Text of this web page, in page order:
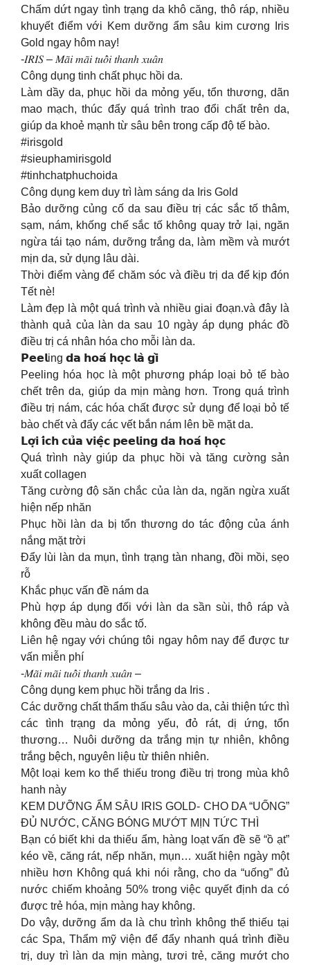
Chấm dứt ngay tình trạng da khô căng, thô ráp, nhiều
khuyết điểm với Kem dưỡng ẩm sâu kim cương Iris
Gold ngay hôm nay!
-𝐼𝑅𝐼𝑆 – 𝑀𝑎̃𝑖 𝑚𝑎̃𝑖 𝑡𝑢𝑜̂̉𝑖 𝑡ℎ𝑎𝑛ℎ 𝑥𝑢𝑎̂𝑛
Công dụng tinh chất phục hồi da.
Làm dầy da, phục hồi da mỏng yếu, tổn thương, dãn
mao mạch, thúc đẩy quá trình trao đổi chất trên da,
giúp da khoẻ mạnh từ sâu bên trong cấp độ tế bào.
#irisgold
#sieuphamirisgold
#tinhchatphuchoida
Công dụng kem duy trì làm sáng da Iris Gold
Bảo dưỡng củng cố da sau điều trị các sắc tố thâm,
sạm, nám, khống chế sắc tố không quay trở lại, ngăn
ngừa tái tạo nám, dưỡng trắng da, làm mềm và mướt
mịn da, sử dụng lâu dài.
Thời điểm vàng để chăm sóc và điều trị da để kịp đón
Tết nè!
Làm đẹp là một quá trình và nhiều giai đoạn.và đây là
thành quả của làn da sau 10 ngày áp dụng phác đồ
điều trị cá nhân hóa cho mỗi làn da.
𝗣𝗲𝗲𝗹ing 𝗱𝗮 𝗵𝗼𝗮́ 𝗵𝗼̣𝗰 𝗹𝗮̀ 𝗴𝗶̀
Peeling hóa học là một phương pháp loại bỏ tế bào
chết trên da, giúp da mịn màng hơn. Trong quá trình
điều trị nám, các hóa chất được sử dụng để loại bỏ tế
bào chết và đẩy các vết bắn nám lên bề mặt da.
𝗟𝗼̛̣𝗶 𝗶́𝗰𝗵 𝗰𝘂̉𝗮 𝘃𝗶𝗲̣̂𝗰 𝗽𝗲𝗲𝗹𝗶𝗻𝗴 𝗱𝗮 𝗵𝗼𝗮́ 𝗵𝗼̣𝗰
Quá trình này giúp da phục hồi và tăng cường sản
xuất collagen
Tăng cường độ săn chắc của làn da, ngăn ngừa xuất
hiện nếp nhăn
Phục hồi làn da bị tổn thương do tác động của ánh
nắng mặt trời
Đẩy lùi làn da mụn, tình trạng tàn nhang, đồi mồi, sẹo
rỗ
Khắc phục vấn đề nám da
Phù hợp áp dụng đối với làn da sần sùi, thô ráp và
không đều màu do sắc tố.
Liên hệ ngay với chúng tôi ngay hôm nay để được tư
vấn miễn phí
-𝑀𝑎̃𝑖 𝑚𝑎̃𝑖 𝑡𝑢𝑜̂̉𝑖 𝑡ℎ𝑎𝑛ℎ 𝑥𝑢𝑎̂𝑛 –
Công dụng kem phục hồi trắng da Iris .
Các dưỡng chất thẩm thấu sâu vào da, cải thiện tức thì
các tình trạng da mỏng yếu, đỏ rát, dị ứng, tổn
thương… Nuôi dưỡng da trắng mịn tự nhiên, không
trắng bệch, nguyên liệu từ thiên nhiên.
Một loại kem ko thể thiếu trong điều trị trong mùa khô
hanh này
KEM DƯỠNG ẨM SÂU IRIS GOLD- CHO DA “UỐNG”
ĐỦ NƯỚC, CĂNG BÓNG MƯỚT MỊN TỨC THÌ
Bạn có biết khi da thiếu ẩm, hàng loạt vấn đề sẽ “ồ ạt”
kéo về, căng rát, nếp nhăn, mụn… xuất hiện ngày một
nhiều hơn Không quá khi nói rằng, cho da “uống” đủ
nước chiếm khoảng 50% trong việc quyết định da có
được trẻ hóa, mịn màng hay không.
Do vậy, dưỡng ẩm da là chu trình không thể thiếu tại
các Spa, Thẩm mỹ viện để đẩy nhanh quá trình điều
trị, duy trì làn da mịn màng, tươi trẻ, căng mướt cho